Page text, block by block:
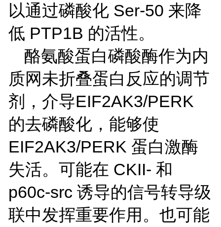
以通过磷酸化 Ser-50 来降
低 PTP1B 的活性。
酪氨酸蛋白磷酸酶作为内
质网未折叠蛋白反应的调节
剂，介导EIF2AK3/PERK
的去磷酸化，能够使
EIF2AK3/PERK 蛋白激酶
失活。可能在 CKII- 和
p60c-src 诱导的信号转导级
联中发挥重要作用。也可能